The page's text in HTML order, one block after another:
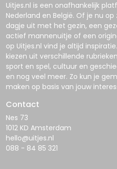
Uitjes.nl is een onafhankelijk
Nederland en België. Of je nu
dagje uit met het gezin, een
actief mannenuitje of een
op Uitjes.nl vind je altijd
kiezen uit verschillende
sport en spel, cultuur en
en nog veel meer. Zo kun je
maken op basis van jouw
Contact
Nes 73
1012 KD Amsterdam
hello@uitjes.nl
088 - 84 85 321